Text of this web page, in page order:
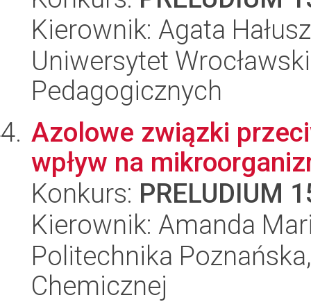
Kierownik: Agata
Uniwersytet
Pedagogicznych
Azolowe związki
wpływ na
Konkurs: PRELUDIUM
Kierownik: Amanda
Politechnika
Chemicznej